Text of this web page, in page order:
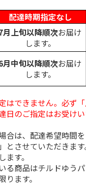
配達時期指定なし
月上旬以降順次お届け
します。
月中旬以降順次お届け
します。
はできません。必ず
日のご指定はお受け
合は、配達希望時間
させていただきます
す。
商品はチルドゆうパ
ます。